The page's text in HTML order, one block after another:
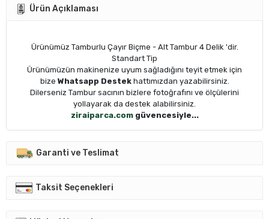
Ürün Açıklaması
Ürünümüz Tamburlu Çayır Biçme - Alt Tambur 4 Delik 'dir.
Standart Tip
Ürünümüzün makinenize uyum sağladığını teyit etmek için
bize Whatsapp Destekhattımızdan yazabilirsiniz.
Dilerseniz Tambur sacının bizlere fotoğrafını ve ölçülerini
yollayarak da destek alabilirsiniz.
ziraiparca.comgüvencesiyle...
Garanti ve Teslimat
Taksit Seçenekleri